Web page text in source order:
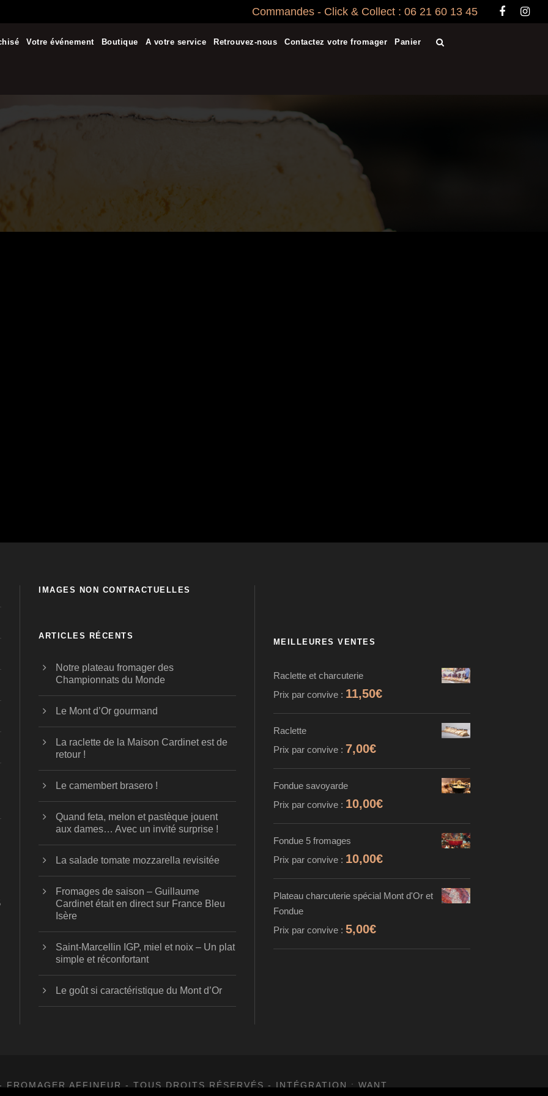
Commandes - Click & Collect : 06 21 60 13 45
Votre événement Boutique A votre service Retrouvez-nous Contactez votre fromager Panier
IMAGES NON CONTRACTUELLES
ARTICLES RÉCENTS
Notre plateau fromager des
Championnats du Monde
Le Mont d’Or gourmand
La raclette de la Maison Cardinet est de
retour !
Le camembert brasero !
Quand feta, melon et pastèque jouent
aux dames… Avec un invité surprise !
La salade tomate mozzarella revisitée
Fromages de saison – Guillaume
Cardinet était en direct sur France Bleu
Isère
Saint-Marcellin IGP, miel et noix – Un plat
simple et réconfortant
Le goût si caractéristique du Mont d’Or
MEILLEURES VENTES
Raclette et charcuterie
Prix par convive : 11,50€
Raclette
Prix par convive : 7,00€
Fondue savoyarde
Prix par convive : 10,00€
Fondue 5 fromages
Prix par convive : 10,00€
Plateau charcuterie spécial Mont d'Or et
Fondue
Prix par convive : 5,00€
AFFINEUR - TOUS DROITS RÉSERVÉS - INTÉGRATION : WANT